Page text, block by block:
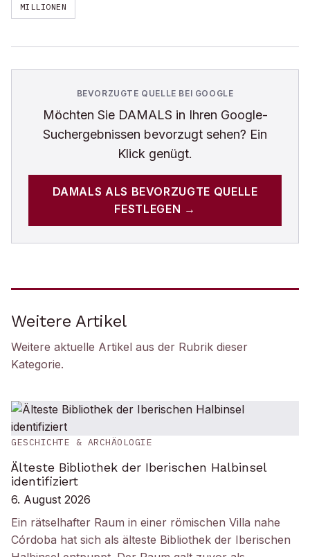
MILLIONEN
BEVORZUGTE QUELLE BEI GOOGLE
Möchten Sie DAMALS in Ihren Google-
Suchergebnissen bevorzugt sehen? Ein
Klick genügt.
DAMALS ALS BEVORZUGTE QUELLE
FESTLEGEN →
Weitere Artikel
Weitere aktuelle Artikel aus der Rubrik dieser
Kategorie.
GESCHICHTE & ARCHÄOLOGIE
Älteste Bibliothek der Iberischen Halbinsel
identifiziert
6. August 2026
Ein rätselhafter Raum in einer römischen Villa nahe
Córdoba hat sich als älteste Bibliothek der Iberischen